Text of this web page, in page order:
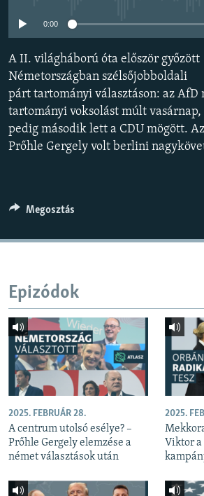
VILÁG
KLÍMAVÁLTOZÁS
A MÚLT TANULSÁGAI
KÖVESSEN MINKET!
0:00
A II. világháború óta először győzött
Németországban szélsőjobboldali
párt tartományi választáson: az
tartományi voksolást múlt vasárnap,
pedig második lett a CDU mögött.
Prőhle Gergely volt berlini
Megosztás
Epizódok
2025. FEBRUÁR 28.
A centrum utolsó esélye? –
Prőhle Gergely elemzése a
német választások után
2025.
Viktor a